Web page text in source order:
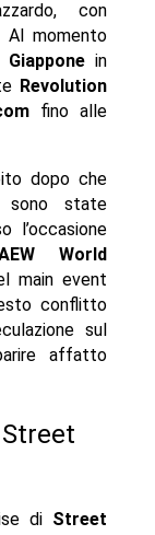
con
Al momento
Giapponein
Revolution
fino alle
dopo che
sono state
l’occasione
World
main event
conflitto
sul
affatto
di Street